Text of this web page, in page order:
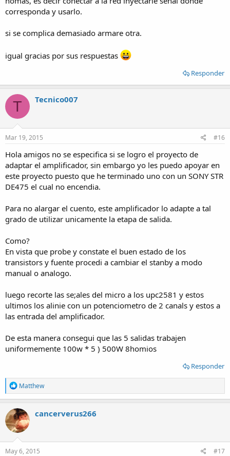
corresponda y usarlo.
si se complica demasiado armare otra.
igual gracias por sus respuestas
Responder
T Tecnico007
Mar 19, 2015 #16
Hola amigos no se especifica si se logro el proyecto de
adaptar el amplificador, sin embargo yo les puedo apoyar en
este proyecto puesto que he terminado uno con un SONY STR
DE475 el cual no encendia.
Para no alargar el cuento, este amplificador lo adapte a tal
grado de utilizar unicamente la etapa de salida.
Como?
En vista que probe y constate el buen estado de los
transistors y fuente procedi a cambiar el stanby a modo
manual o analogo.
luego recorte las se;ales del micro a los upc2581 y estos
ultimos los alinie con un potenciometro de 2 canals y estos a
las entrada del amplificador.
De esta manera consegui que las 5 salidas trabajen
uniformemente 100w * 5 ) 500W 8homios
Responder
R
e
a
c
t
i
o
n
s
Matthew
cancerverus266
May 6, 2015 #17